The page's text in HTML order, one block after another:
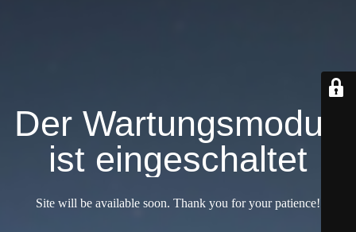
Der Wartungsmodus
ist eingeschaltet
Site will be available soon. Thank you for your patience!